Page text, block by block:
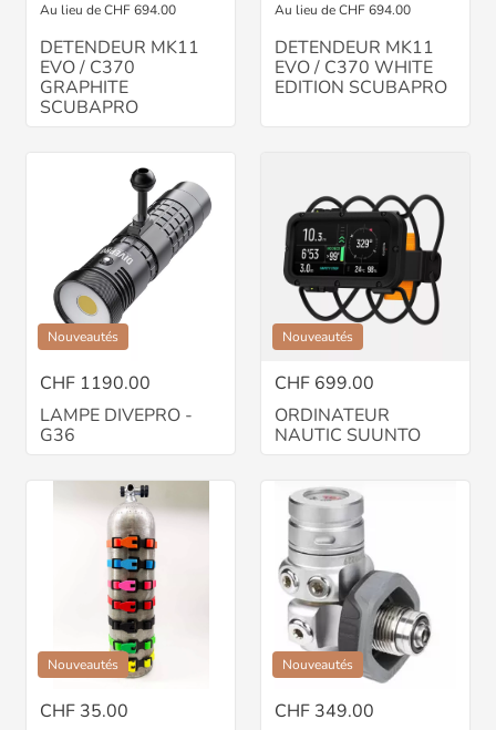
Au lieu de CHF 694.00
DETENDEUR MK11
EVO / C370
GRAPHITE
SCUBAPRO
Au lieu de CHF 694.00
DETENDEUR MK11
EVO / C370 WHITE
EDITION SCUBAPRO
Nouveautés
CHF 1190.00
LAMPE DIVEPRO -
G36
Nouveautés
CHF 699.00
ORDINATEUR
NAUTIC SUUNTO
Nouveautés
CHF 35.00
Nouveautés
CHF 349.00